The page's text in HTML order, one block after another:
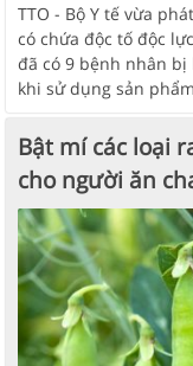
TTO - Bộ Y tế vừa
có chứa độc tố độc
đã có 9 bệnh nhân bị
khi sử dụng sản
Bật mí các loại
cho người ăn